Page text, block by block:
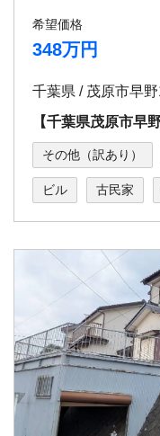
希望価格
348万円
千葉県 / 茂原市早
【千葉県茂原市
その他（訳あり）
ビル 古民家